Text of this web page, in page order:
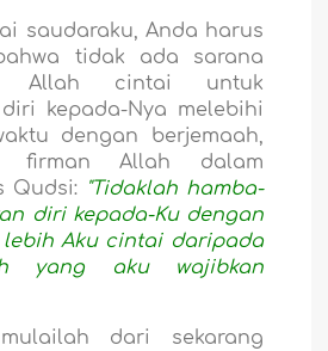
saudaraku, Anda harus
tidak ada sarana
Allah cintai untuk
kepada-Nya melebihi
dengan berjemaah,
firman Allah dalam
Qudsi: "Tidaklah hamba-
diri kepada-Ku dengan
Aku cintai daripada
yang aku wajibkan
dari sekarang